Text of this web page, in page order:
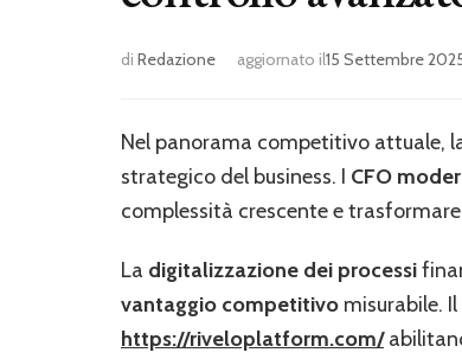
di Redazione aggiornato il15 Settembre
Nel panorama competitivo attuale,
strategico del business. I CFO
complessità crescente e
La digitalizzazione dei processi
vantaggio competitivo misurabile. Il
https://riveloplatform.com/